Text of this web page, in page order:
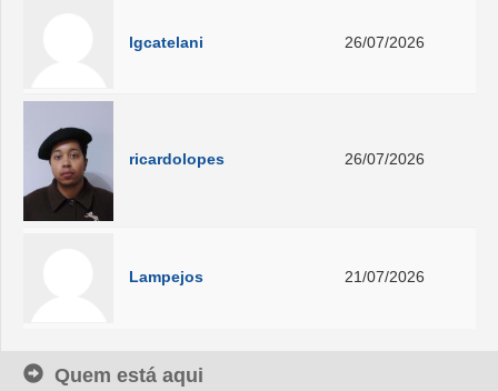
lgcatelani 26/07/2026
ricardolopes 26/07/2026
Lampejos 21/07/2026
Quem está aqui